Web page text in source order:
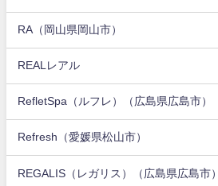
RA（岡山県岡山市）
REALレアル
RefletSpa（ルフレ）（広島県広島市）
Refresh（愛媛県松山市）
REGALIS（レガリス）（広島県広島市）